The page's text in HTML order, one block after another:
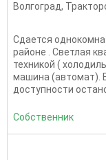
Волгоград,
Сдается
районе . Светлая
техникой (
машина (автомат).
доступности
Собственник